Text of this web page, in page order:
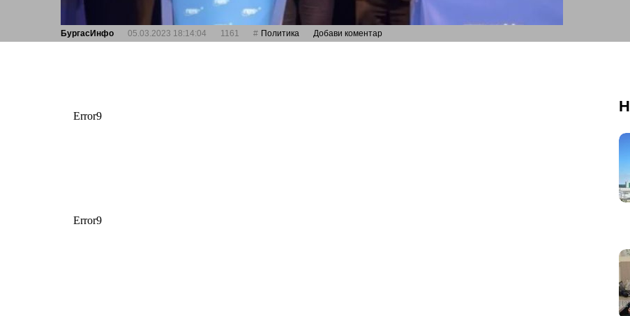
БургасИнфо 05.03.2023 18:14:04 1161 Политика Добави коментар